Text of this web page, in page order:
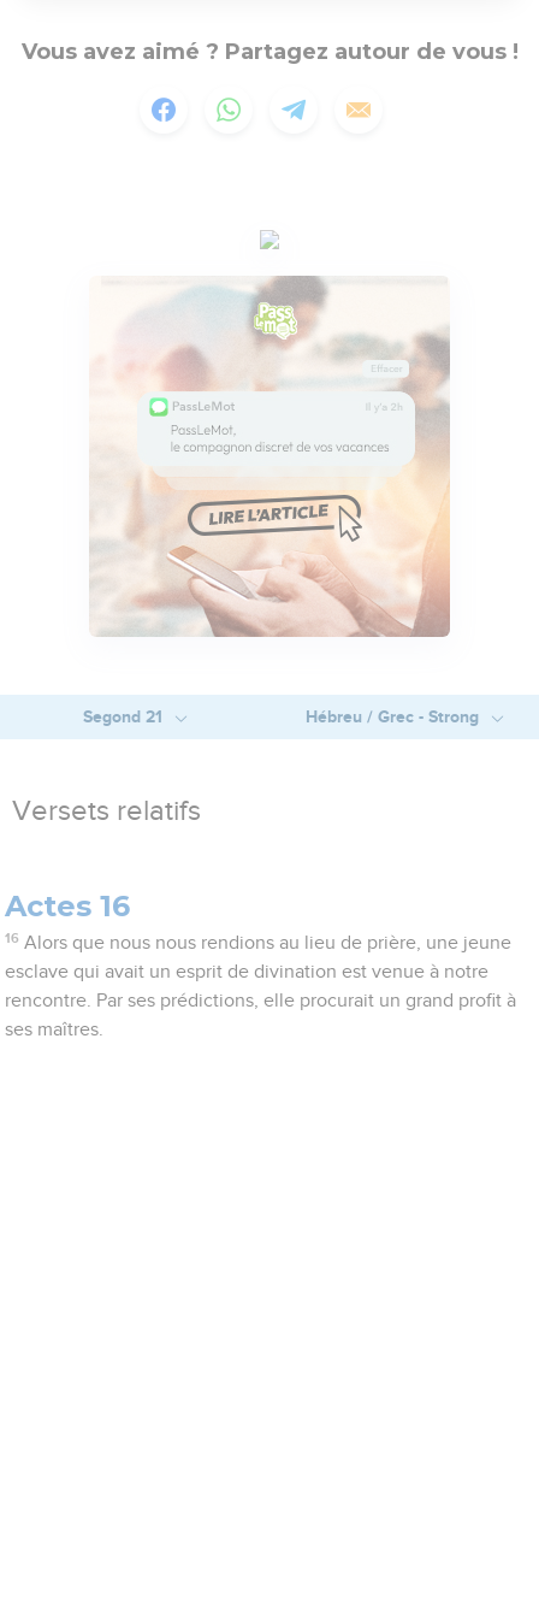
Vous avez aimé ? Partagez autour de vous !
Segond 21 Hébreu / Grec - Strong
Versets relatifs
Actes 16
16 Alors que nous nous rendions au lieu de prière, une jeune
esclave qui avait un esprit de divination est venue à notre
rencontre. Par ses prédictions, elle procurait un grand profit à
ses maîtres.